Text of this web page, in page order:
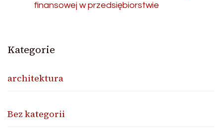
finansowej w przedsiębiorstwie
Kategorie
architektura
Bez kategorii